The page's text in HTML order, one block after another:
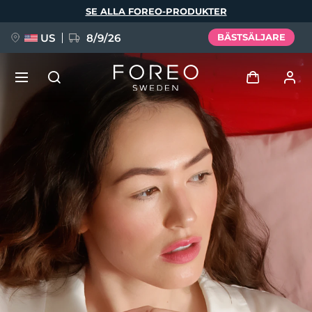
SE ALLA FOREO-PRODUKTER
US 8/9/26 BÄSTSÄLJARE
Logga in
Användarprofil
Mina enheter
Mina beställningar
Mina adresser
Mina prenumerationer
FAQ™ Pure Beauty-Tech Elixir
BREAKING NEWS
issa™ Teeth Whitening Set
Språk
English Deutsch
Español
Français
Português
Polski
Svenska
Русский
Türkçe
简体中文 繁體中文